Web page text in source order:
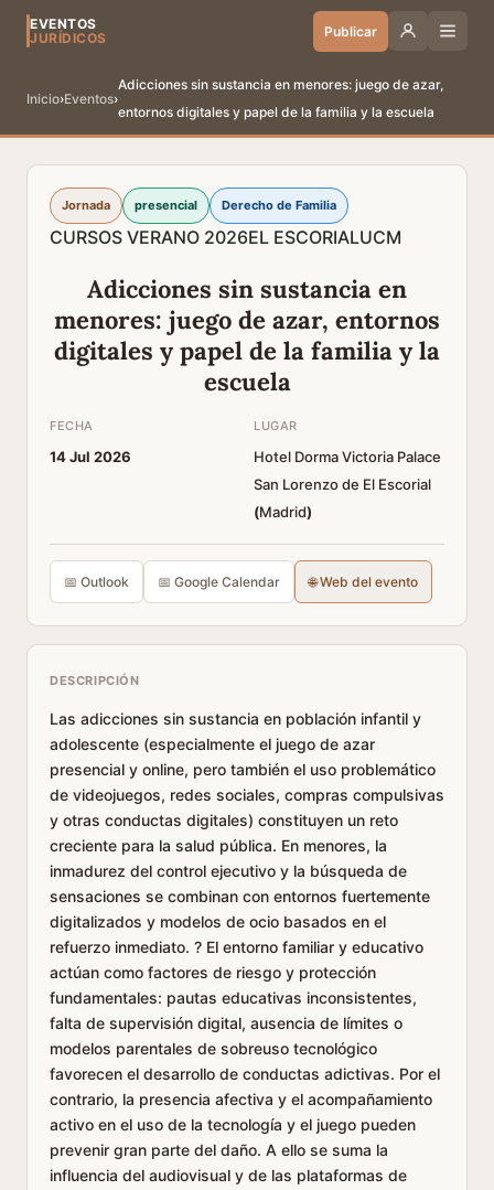
EVENTOS
JURÍDICOS
Publicar
Inicio›Eventos›
Adicciones sin sustancia en menores: juego de azar,
entornos digitales y papel de la familia y la escuela
Jornada presencial Derecho de Familia
CURSOS VERANO 2026EL ESCORIALUCM
Adicciones sin sustancia en
menores: juego de azar, entornos
digitales y papel de la familia y la
escuela
FECHA
14 Jul 2026
LUGAR
Hotel Dorma Victoria Palace
San Lorenzo de El Escorial
(Madrid)
📅 Outlook 📅 Google Calendar 🌐 Web del evento
DESCRIPCIÓN
Las adicciones sin sustancia en población infantil y
adolescente (especialmente el juego de azar
presencial y online, pero también el uso problemático
de videojuegos, redes sociales, compras compulsivas
y otras conductas digitales) constituyen un reto
creciente para la salud pública. En menores, la
inmadurez del control ejecutivo y la búsqueda de
sensaciones se combinan con entornos fuertemente
digitalizados y modelos de ocio basados en el
refuerzo inmediato. ? El entorno familiar y educativo
actúan como factores de riesgo y protección
fundamentales: pautas educativas inconsistentes,
falta de supervisión digital, ausencia de límites o
modelos parentales de sobreuso tecnológico
favorecen el desarrollo de conductas adictivas. Por el
contrario, la presencia afectiva y el acompañamiento
activo en el uso de la tecnología y el juego pueden
prevenir gran parte del daño. A ello se suma la
influencia del audiovisual y de las plataformas de